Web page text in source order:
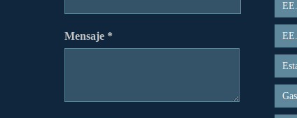
Mensaje *